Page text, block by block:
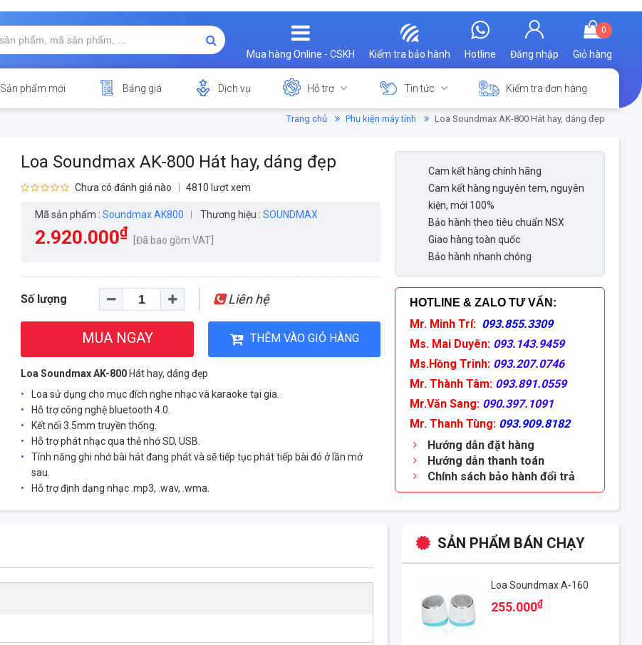
0
Giỏ hàng
Đăng nhập
Hotline
Kiểm tra bảo hành
Mua hàng Online - CSKH
Sản phẩm mới Bảng giá Dịch vụ Hỗ trợ Tin tức Kiểm tra đơn hàng
Trang chủ Phụ kiện máy tính Loa Soundmax AK-800 Hát hay, dáng đẹp
Loa Soundmax AK-800 Hát hay, dáng đẹp
Chưa có đánh giá nào 4810 lượt xem
Mã sản phẩm : Soundmax AK800 Thương hiệu : SOUNDMAX
2.920.000₫ [Đã bao gồm VAT]
Số lượng Liên hệ
MUA NGAY THÊM VÀO GIỎ HÀNG
Loa Soundmax AK-800 Hát hay, dáng đẹp
Loa sử dụng cho mục đích nghe nhạc và karaoke tại gia.
Hỗ trợ công nghệ bluetooth 4.0.
Kết nối 3.5mm truyền thống.
Hỗ trợ phát nhạc qua thẻ nhớ SD, USB.
Tính năng ghi nhớ bài hát đang phát và sẽ tiếp tục phát tiếp bài đó ở lần mở
sau.
Hỗ trợ định dạng nhạc .mp3, .wav, .wma.
Cam kết hàng chính hãng
Cam kết hàng nguyên tem, nguyên
kiện, mới 100%
Bảo hành theo tiêu chuẩn NSX
Giao hàng toàn quốc
Bảo hành nhanh chóng
HOTLINE & ZALO TƯ VẤN :
Mr. Minh Trí: 093.855.3309
Ms. Mai Duyên: 093.143.9459
Ms.Hồng Trinh: 093.207.0746
Mr. Thành Tâm: 093.891.0559
Mr.Văn Sang: 090.397.1091
Mr. Thanh Tùng: 093.909.8182
Hướng dẫn đặt hàng
Hướng dẫn thanh toán
Chính sách bảo hành đổi trả
SẢN PHẨM BÁN CHẠY
Loa Soundmax A-160
255.000₫